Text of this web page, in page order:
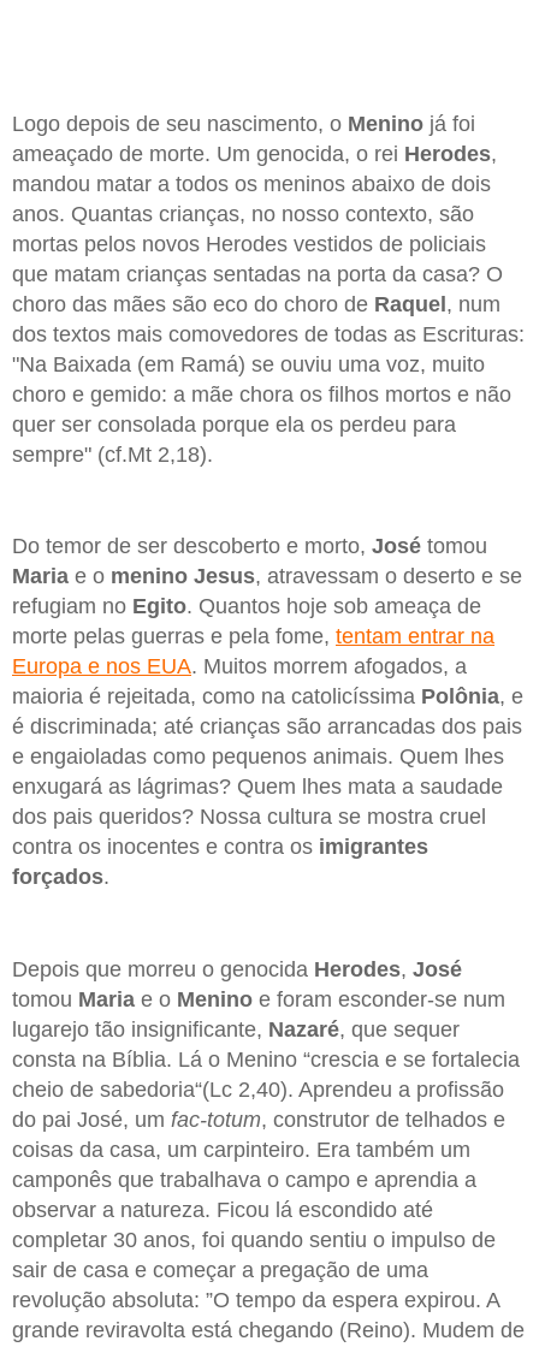
Logo depois de seu nascimento, o Menino já foi
ameaçado de morte. Um genocida, o rei Herodes,
mandou matar a todos os meninos abaixo de dois
anos. Quantas crianças, no nosso contexto, são
mortas pelos novos Herodes vestidos de policiais
que matam crianças sentadas na porta da casa? O
choro das mães são eco do choro de Raquel, num
dos textos mais comovedores de todas as Escrituras:
"Na Baixada (em Ramá) se ouviu uma voz, muito
choro e gemido: a mãe chora os filhos mortos e não
quer ser consolada porque ela os perdeu para
sempre" (cf.Mt 2,18).
Do temor de ser descoberto e morto, José tomou
Maria e o menino Jesus, atravessam o deserto e se
refugiam no Egito. Quantos hoje sob ameaça de
morte pelas guerras e pela fome, tentam entrar na
Europa e nos EUA. Muitos morrem afogados, a
maioria é rejeitada, como na catolicíssima Polônia, e
é discriminada; até crianças são arrancadas dos pais
e engaioladas como pequenos animais. Quem lhes
enxugará as lágrimas? Quem lhes mata a saudade
dos pais queridos? Nossa cultura se mostra cruel
contra os inocentes e contra os imigrantes
forçados.
Depois que morreu o genocida Herodes, José
tomou Maria e o Menino e foram esconder-se num
lugarejo tão insignificante, Nazaré, que sequer
consta na Bíblia. Lá o Menino “crescia e se fortalecia
cheio de sabedoria“(Lc 2,40). Aprendeu a profissão
do pai José, um fac-totum, construtor de telhados e
coisas da casa, um carpinteiro. Era também um
camponês que trabalhava o campo e aprendia a
observar a natureza. Ficou lá escondido até
completar 30 anos, foi quando sentiu o impulso de
sair de casa e começar a pregação de uma
revolução absoluta: ”O tempo da espera expirou. A
grande reviravolta está chegando (Reino). Mudem de